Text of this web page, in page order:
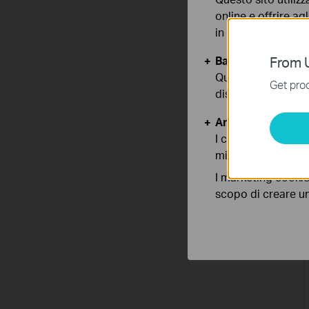
From
Get
online e offrire
in qualunque
Basic Cookies
Questi cookies
disattivati nel tuo
Analytics e
I cookies analitici
migliorarne le
I marketing
scopo di creare